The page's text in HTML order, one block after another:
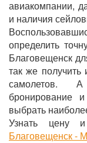
авиакомпании,
и наличия
определить
Благовещенск
так же
самолетов. А
бронирование
выбрать
Узнать цену
Благовещенск -